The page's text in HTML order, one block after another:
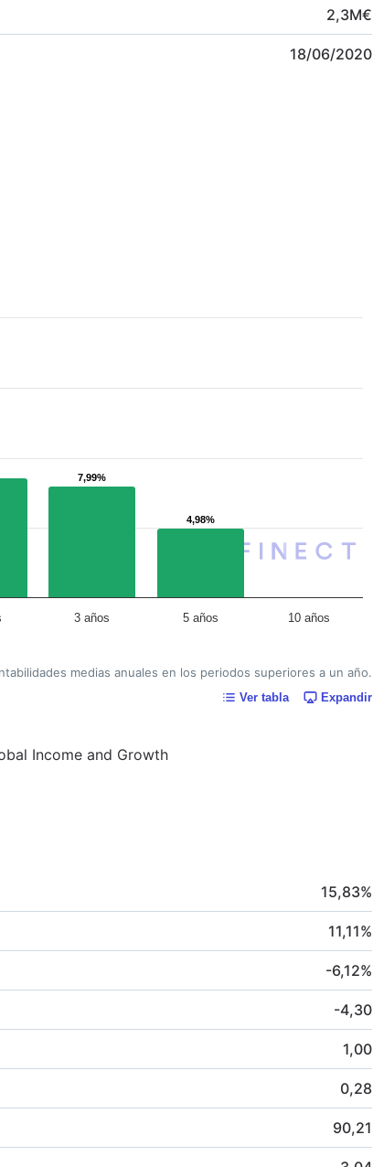
2,3M€
18/06/2020
7,99%
7,99%
4,98%
4,98%
3 años 5 años 10 años
medias anuales en los periodos superiores a un año.
Ver tabla Expandir
Income and Growth
15,83%
11,11%
-6,12%
-4,30
1,00
0,28
90,21